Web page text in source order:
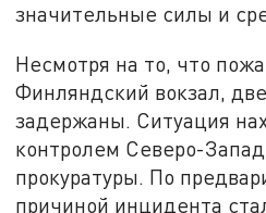
значительные силы и
Несмотря на то, что
Финляндский вокзал,
задержаны. Ситуация
контролем Северо-
прокуратуры. По
причиной инцидента